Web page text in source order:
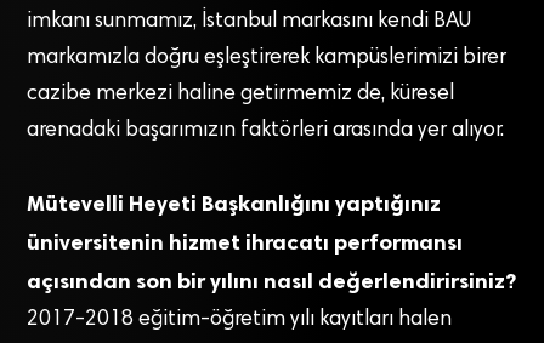
imkanı sunmamız, İstanbul markasını kendi BAU
markamızla doğru eşleştirerek kampüslerimizi birer
cazibe merkezi haline getirmemiz de, küresel
arenadaki başarımızın faktörleri arasında yer alıyor.
Mütevelli Heyeti Başkanlığını yaptığınız
üniversitenin hizmet ihracatı performansı
açısından son bir yılını nasıl değerlendirirsiniz?
2017-2018 eğitim-öğretim yılı kayıtları halen